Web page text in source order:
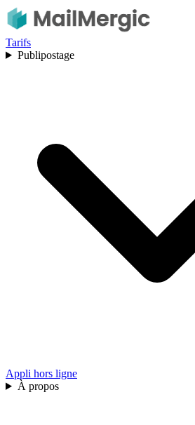
Tarifs
Publipostage
Appli hors ligne
À propos